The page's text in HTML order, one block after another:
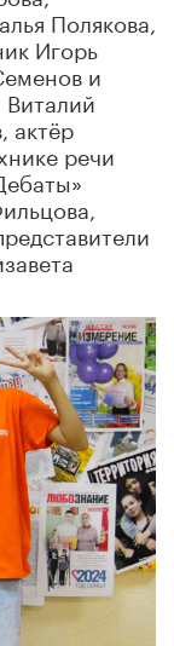
Полякова,
Игорь
и
актёр
речи